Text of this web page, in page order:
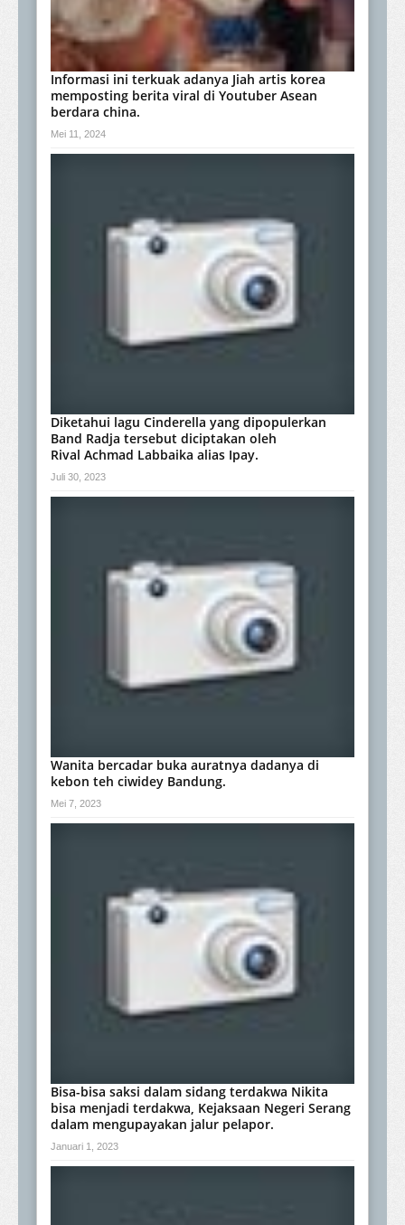
Informasi ini terkuak adanya Jiah artis korea
memposting berita viral di Youtuber Asean
berdara china.
Mei 11, 2024
Diketahui lagu Cinderella yang dipopulerkan
Band Radja tersebut diciptakan oleh
Rival Achmad Labbaika alias Ipay.
Juli 30, 2023
Wanita bercadar buka auratnya dadanya di
kebon teh ciwidey Bandung.
Mei 7, 2023
Bisa-bisa saksi dalam sidang terdakwa Nikita
bisa menjadi terdakwa, Kejaksaan Negeri Serang
dalam mengupayakan jalur pelapor.
Januari 1, 2023